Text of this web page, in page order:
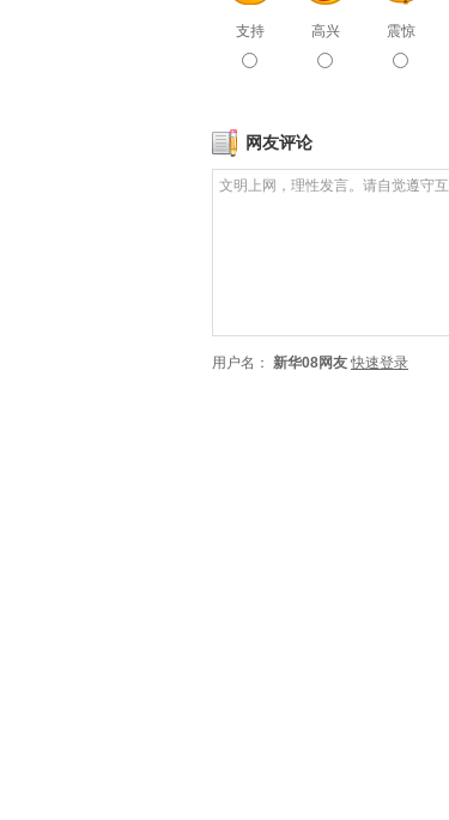
支持 高兴 震惊
网友评论
用户名： 新华08网友 快速登录